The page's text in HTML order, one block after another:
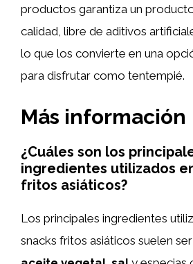
productos garantiza un
calidad, libre de aditivos
lo que los convierte en una
para disfrutar como tentempié.
Más información
¿Cuáles son los
ingredientes utilizados
fritos asiáticos?
Los principales ingredientes
snacks fritos asiáticos suelen ser